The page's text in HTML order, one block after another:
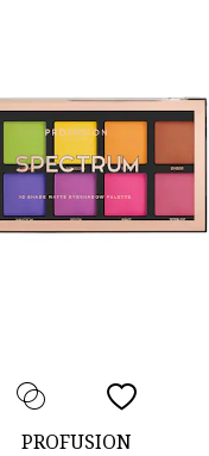
PROFUSION